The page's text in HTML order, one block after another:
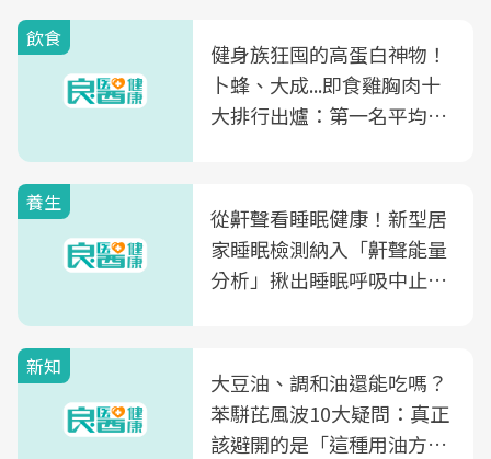
飲食
健身族狂囤的高蛋白神物！
卜蜂、大成...即食雞胸肉十
大排行出爐：第一名平均一
養生
從鼾聲看睡眠健康！新型居
家睡眠檢測納入「鼾聲能量
分析」揪出睡眠呼吸中止症
新知
大豆油、調和油還能吃嗎？
苯駢芘風波10大疑問：真正
該避開的是「這種用油方